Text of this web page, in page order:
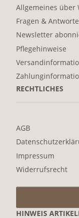
Allgemeines über
Fragen &
Newsletter
Pflegehinweise
RECHTLICHES
AGB
Impressum
Widerrufsrecht
HINWEIS